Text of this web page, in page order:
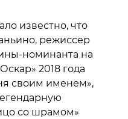
известно, что
режиссер
номинанта на
2018 года
своим именем»,
со шрамом»